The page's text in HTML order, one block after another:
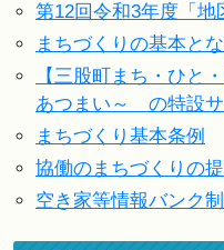
第12回令和3年度「
まちづくりの基本と
【三股町まち・ひと
あつまい～ の特設サ
まちづくり基本条例
協働のまちづくりの
空き家等情報バンク